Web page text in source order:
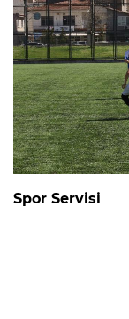
Spor Servisi